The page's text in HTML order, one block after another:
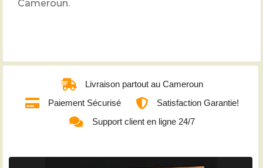
Cameroun.
Livraison partout au Cameroun
Paiement Sécurisé
Satisfaction Garantie!
Support client en ligne 24/7